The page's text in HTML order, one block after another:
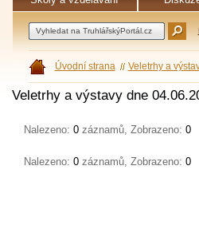
Úvodní strana Veletrhy a
Veletrhy a výstavy dne
Nalezeno: 0 záznamů, Zobrazeno: 0
Nalezeno: 0 záznamů, Zobrazeno: 0